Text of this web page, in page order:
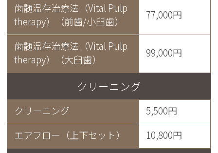
歯髄温存治療法（Vital Pulp
therapy）（前歯/小臼歯）
77,000円
歯髄温存治療法（Vital Pulp
therapy）（大臼歯）
99,000円
クリーニング
クリーニング
5,500円
エアフロー（上下セット）
10,800円